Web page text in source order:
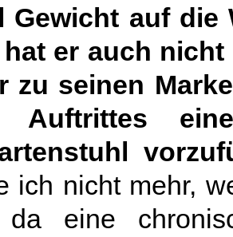
Gewicht auf die
er auch nicht
zu seinen
Auftrittes
ich nicht mehr,
eine